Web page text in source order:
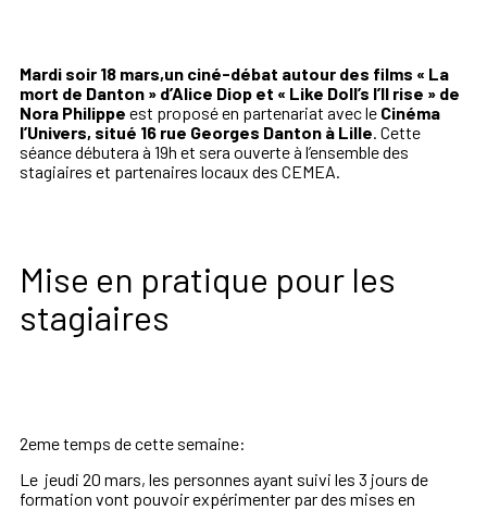
Mardi soir 18 mars,un ciné-débat autour des films « La
mort de Danton » d’Alice Diop et « Like Doll’s I’ll rise » de
Nora Philippe est proposé en partenariat avec le Cinéma
l’Univers, situé 16 rue Georges Danton à Lille. Cette
séance débutera à 19h et sera ouverte à l’ensemble des
stagiaires et partenaires locaux des CEMEA.
Mise en pratique pour les
stagiaires
2eme temps de cette semaine:
Le jeudi 20 mars, les personnes ayant suivi les 3 jours de
formation vont pouvoir expérimenter par des mises en